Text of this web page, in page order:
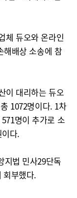
체 듀오와 온라인
해배상 소송에 참
이 대리하는 듀오
1072명이다. 1차
명이 추가로 소
다.
지법 민사29단독
회부했다.